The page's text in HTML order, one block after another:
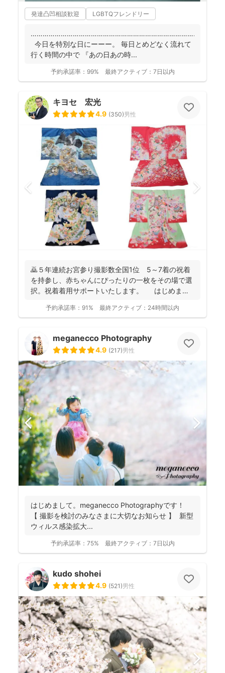
発達凸凹相談歓迎 LGBTQフレンドリー
………………………………………………………………………………
今日を特別な日にーーー。 毎日とめどなく流れて
行く時間の中で 『あの日あの時...
予約承諾率： 99% 最終アクティブ： 7日以内
キヨセ 宏光
4.9 (350)男性
🙇５年連続お宮参り撮影数全国1位 5～7着の祝着
を持参し、赤ちゃんにぴったりの一枚をその場で選
択。祝着着用サポートいたします。 はじめまし
予約承諾率： 91% 最終アクティブ： 24時間以内
meganecco Photography
4.9 (217)男性
はじめまして。meganecco Photographyです！
【 撮影を検討のみなさまに大切なお知らせ 】 新型
ウィルス感染拡大...
予約承諾率： 75% 最終アクティブ： 7日以内
kudo shohei
4.9 (521)男性